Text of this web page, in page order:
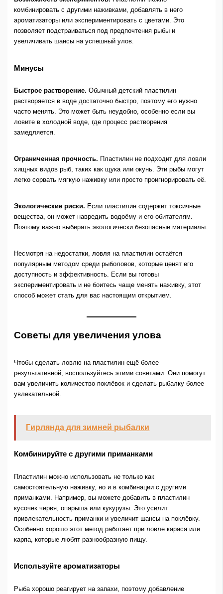
комбинировать с другими наживками, добавлять в него
ароматизаторы или экспериментировать с цветами. Это
позволяет подстраиваться под предпочтения рыбы и
увеличивать шансы на успешный улов.
Минусы
Быстрое растворение. Обычный детский пластилин
растворяется в воде достаточно быстро, поэтому его нужно
часто менять. Это может быть неудобно, особенно если вы
ловите в холодной воде, где процесс растворения
замедляется.
Ограниченная прочность. Пластилин не подходит для ловли
хищных видов рыб, таких как щука или окунь. Эти рыбы могут
легко сорвать мягкую наживку или просто проигнорировать её.
Экологические риски. Если пластилин содержит токсичные
вещества, он может навредить водоёму и его обитателям.
Поэтому важно выбирать экологически безопасные материалы.
Несмотря на недостатки, ловля на пластилин остаётся
популярным методом среди рыболовов, которые ценят его
доступность и эффективность. Если вы готовы
экспериментировать и не боитесь чаще менять наживку, этот
способ может стать для вас настоящим открытием.
Советы для увеличения улова
Чтобы сделать ловлю на пластилин ещё более
результативной, воспользуйтесь этими советами. Они помогут
вам увеличить количество поклёвок и сделать рыбалку более
увлекательной.
Гирлянда для зимней рыбалки
Комбинируйте с другими приманками
Пластилин можно использовать не только как
самостоятельную наживку, но и в комбинации с другими
приманками. Например, вы можете добавить в пластилин
кусочек червя, опарыша или кукурузы. Это усилит
привлекательность приманки и увеличит шансы на поклёвку.
Особенно хорошо этот метод работает при ловле карася или
карпа, которые любят разнообразную пищу.
Используйте ароматизаторы
Рыба хорошо реагирует на запахи, поэтому добавление